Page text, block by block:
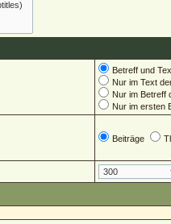
Betreff und
Nur im Text
Nur im Betreff
Nur im ersten
Beiträge